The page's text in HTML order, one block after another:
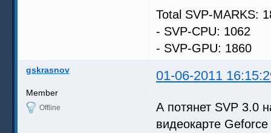
Total SVP-MARKS:
- SVP-CPU: 1062
- SVP-GPU: 1860
gskrasnov 01-06-2011
Member
Offline
А потянет SVP 3.0
видеокарте